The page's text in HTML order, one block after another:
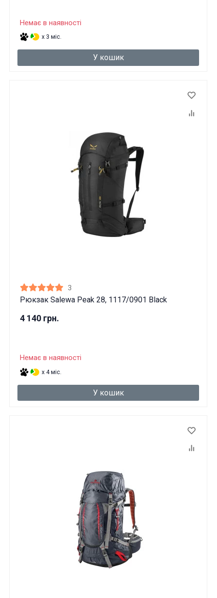
Немає в наявності
x 3 міс.
У кошик
3
Рюкзак Salewa Peak 28, 1117/0901 Black
4 140 грн.
Немає в наявності
x 4 міс.
У кошик